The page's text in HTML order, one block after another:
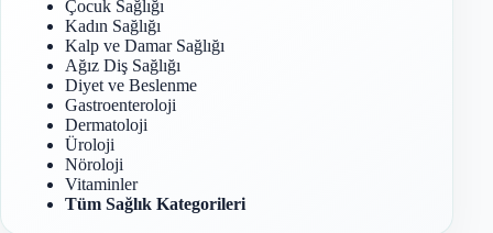
Çocuk Sağlığı
Kadın Sağlığı
Kalp ve Damar Sağlığı
Ağız Diş Sağlığı
Diyet ve Beslenme
Gastroenteroloji
Dermatoloji
Üroloji
Nöroloji
Vitaminler
Tüm Sağlık Kategorileri